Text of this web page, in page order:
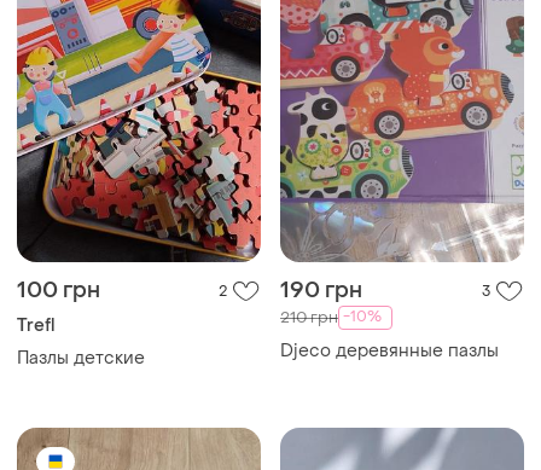
100 грн 2
Trefl
Пазлы детские
190 грн 3
210 грн -10%
Djeco деревянные пазлы